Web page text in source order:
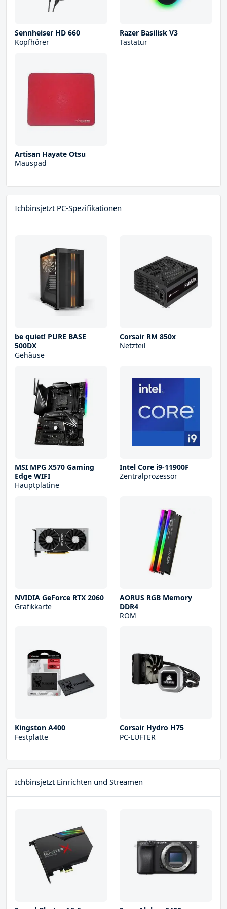
Sennheiser HD 660
Kopfhörer
Razer Basilisk V3
Tastatur
Artisan Hayate Otsu
Mauspad
Ichbinsjetzt PC-Spezifikationen
be quiet! PURE BASE
500DX
Gehäuse
Corsair RM 850x
Netzteil
MSI MPG X570 Gaming
Edge WIFI
Hauptplatine
Intel Core i9-11900F
Zentralprozessor
NVIDIA GeForce RTX 2060
Grafikkarte
AORUS RGB Memory
DDR4
ROM
Kingston A400
Festplatte
Corsair Hydro H75
PC-LÜFTER
Ichbinsjetzt Einrichten und Streamen